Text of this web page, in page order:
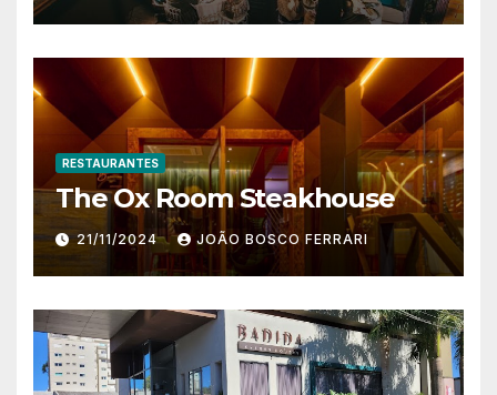
RESTAURANTES
The Ox Room Steakhouse
21/11/2024 JOÃO BOSCO FERRARI